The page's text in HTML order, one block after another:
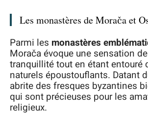
Les monastères de Morača et
Parmi les monastères
Morača évoque une sensation
tranquillité tout en étant entouré
naturels époustouflants. Datant
abrite des fresques byzantines
qui sont précieuses pour les
religieux.